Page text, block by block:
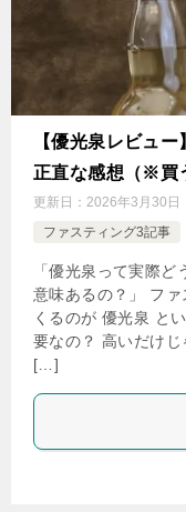
【優光泉レビュ
正直な感想（※買
更新日： 2026年3月30日
ファスティング3記事
「優光泉って実際ど
意味あるの？」 フ
くるのが 優光泉 と
要なの？ 高いだけ
[…]